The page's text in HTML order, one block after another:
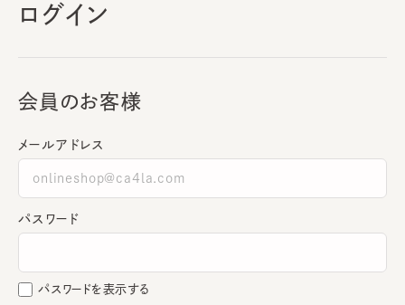
ログイン
会員のお客様
メールアドレス
パスワード
パスワードを表示する